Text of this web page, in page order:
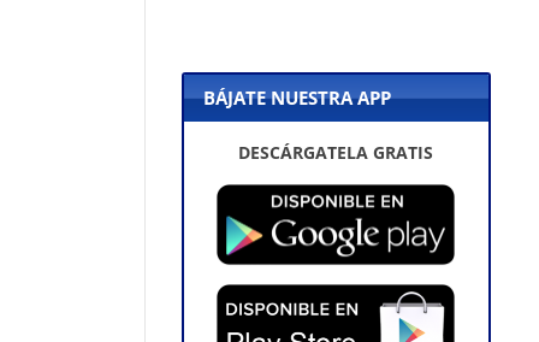
BÁJATE NUESTRA APP
DESCÁRGATELA GRATIS